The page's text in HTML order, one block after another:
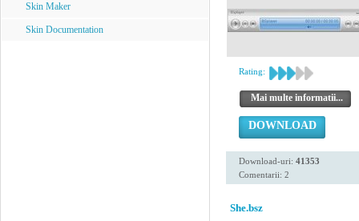
Skin Maker
Skin Documentation
Rating:
Mai multe informatii...
DOWNLOAD
Download-uri: 41353
Comentarii: 2
She.bsz